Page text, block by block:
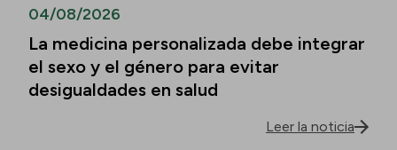
04/08/2026
La medicina personalizada debe integrar
el sexo y el género para evitar
desigualdades en salud
Leer la noticia